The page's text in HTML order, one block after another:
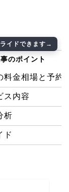
のポイント
料金相場と予約
ス内容
析
ド